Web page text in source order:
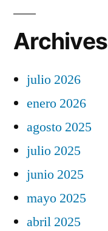
Archives
julio 2026
enero 2026
agosto 2025
julio 2025
junio 2025
mayo 2025
abril 2025